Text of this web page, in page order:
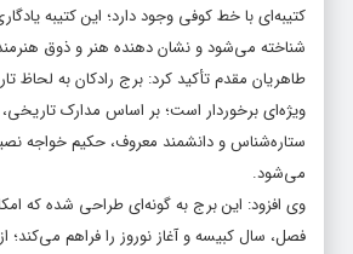
کتیبه‌ای با خط کوفی وجود دارد؛ این کتیبه
شناخته می‌شود و نشان ‌دهنده هنر و ذوق
طاهریان مقدم تأکید کرد: برج رادکان به لحاظ
ویژه‌ای برخوردار است؛ بر اساس مدارک تاریخی،
ستاره‌شناس و دانشمند معروف، حکیم خواجه
می‌شود.
وی افزود: این برج به گونه‌ای طراحی شده که
فصل، سال کبیسه و آغاز نوروز را فراهم می‌کند؛